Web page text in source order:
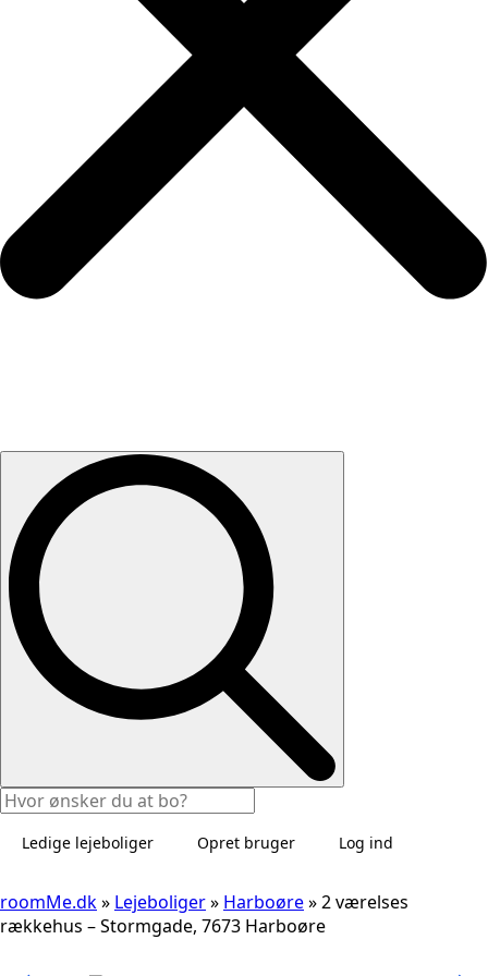
Ledige lejeboliger Opret bruger Log ind
roomMe.dk» Lejeboliger» Harboøre»2 værelses
rækkehus – Stormgade, 7673 Harboøre